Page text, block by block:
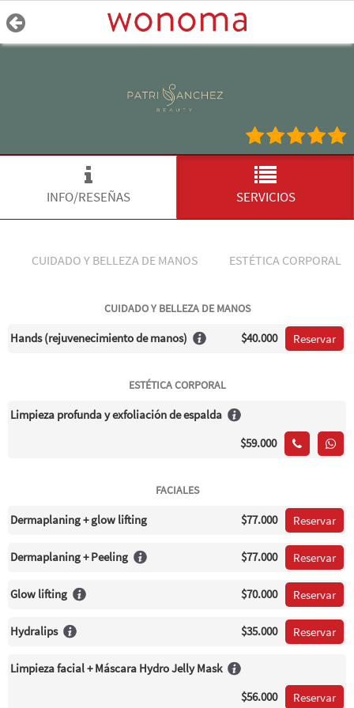
INFO/RESEÑAS SERVICIOS
CUIDADO Y BELLEZA DE MANOS ESTÉTICA CORPORAL
CUIDADO Y BELLEZA DE MANOS
Hands (rejuvenecimiento de manos) $40.000 Reservar
ESTÉTICA CORPORAL
Limpieza profunda y exfoliación de espalda
$59.000
FACIALES
Dermaplaning + glow lifting $77.000 Reservar
Dermaplaning + Peeling $77.000 Reservar
Glow lifting $70.000 Reservar
Hydralips $35.000 Reservar
Limpieza facial + Máscara Hydro Jelly Mask
$56.000
Reservar